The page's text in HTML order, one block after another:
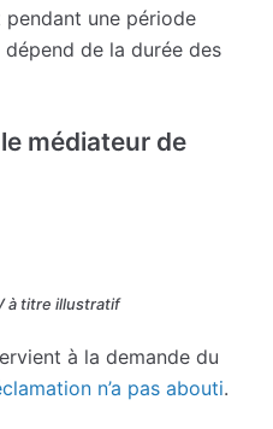
une période
dépend de la durée des
médiateur de
à titre illustratif
à la demande du
n’a pas abouti.